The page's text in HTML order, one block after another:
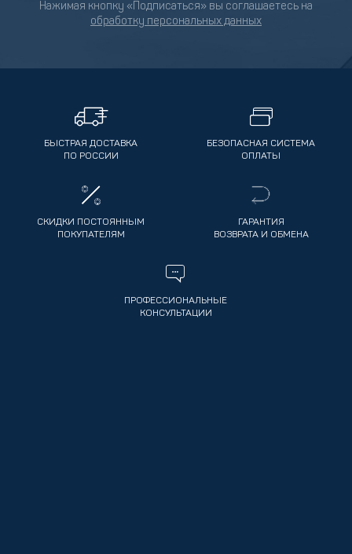
Нажимая кнопку «Подписаться» вы соглашаетесь на
обработку персональных данных
БЫСТРАЯ ДОСТАВКА
ПО РОССИИ
БЕЗОПАСНАЯ СИСТЕМА
ОПЛАТЫ
СКИДКИ ПОСТОЯННЫМ
ПОКУПАТЕЛЯМ
ГАРАНТИЯ
ВОЗВРАТА И ОБМЕНА
ПРОФЕССИОНАЛЬНЫЕ
КОНСУЛЬТАЦИИ